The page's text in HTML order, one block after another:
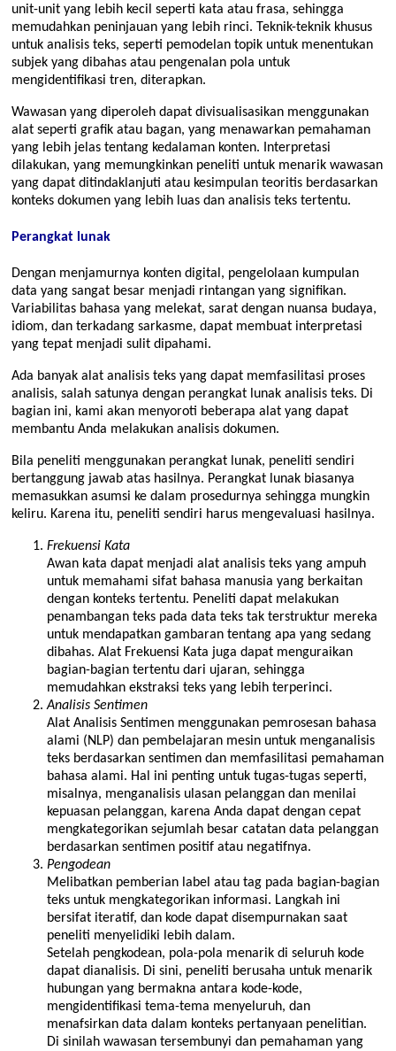
unit-unit yang lebih kecil seperti kata atau frasa, sehingga
memudahkan peninjauan yang lebih rinci. Teknik-teknik khusus
untuk analisis teks, seperti pemodelan topik untuk menentukan
subjek yang dibahas atau pengenalan pola untuk
mengidentifikasi tren, diterapkan.
Wawasan yang diperoleh dapat divisualisasikan menggunakan
alat seperti grafik atau bagan, yang menawarkan pemahaman
yang lebih jelas tentang kedalaman konten. Interpretasi
dilakukan, yang memungkinkan peneliti untuk menarik wawasan
yang dapat ditindaklanjuti atau kesimpulan teoritis berdasarkan
konteks dokumen yang lebih luas dan analisis teks tertentu.
Perangkat lunak
Dengan menjamurnya konten digital, pengelolaan kumpulan
data yang sangat besar menjadi rintangan yang signifikan.
Variabilitas bahasa yang melekat, sarat dengan nuansa budaya,
idiom, dan terkadang sarkasme, dapat membuat interpretasi
yang tepat menjadi sulit dipahami.
Ada banyak alat analisis teks yang dapat memfasilitasi proses
analisis, salah satunya dengan perangkat lunak analisis teks. Di
bagian ini, kami akan menyoroti beberapa alat yang dapat
membantu Anda melakukan analisis dokumen.
Bila peneliti menggunakan perangkat lunak, peneliti sendiri
bertanggung jawab atas hasilnya. Perangkat lunak biasanya
memasukkan asumsi ke dalam prosedurnya sehingga mungkin
keliru. Karena itu, peneliti sendiri harus mengevaluasi hasilnya.
Frekuensi Kata
Awan kata dapat menjadi alat analisis teks yang ampuh
untuk memahami sifat bahasa manusia yang berkaitan
dengan konteks tertentu. Peneliti dapat melakukan
penambangan teks pada data teks tak terstruktur mereka
untuk mendapatkan gambaran tentang apa yang sedang
dibahas. Alat Frekuensi Kata juga dapat menguraikan
bagian-bagian tertentu dari ujaran, sehingga
memudahkan ekstraksi teks yang lebih terperinci.
Analisis Sentimen
Alat Analisis Sentimen menggunakan pemrosesan bahasa
alami (NLP) dan pembelajaran mesin untuk menganalisis
teks berdasarkan sentimen dan memfasilitasi pemahaman
bahasa alami. Hal ini penting untuk tugas-tugas seperti,
misalnya, menganalisis ulasan pelanggan dan menilai
kepuasan pelanggan, karena Anda dapat dengan cepat
mengkategorikan sejumlah besar catatan data pelanggan
berdasarkan sentimen positif atau negatifnya.
Pengodean
Melibatkan pemberian label atau tag pada bagian-bagian
teks untuk mengkategorikan informasi. Langkah ini
bersifat iteratif, dan kode dapat disempurnakan saat
peneliti menyelidiki lebih dalam.
Setelah pengkodean, pola-pola menarik di seluruh kode
dapat dianalisis. Di sini, peneliti berusaha untuk menarik
hubungan yang bermakna antara kode-kode,
mengidentifikasi tema-tema menyeluruh, dan
menafsirkan data dalam konteks pertanyaan penelitian.
Di sinilah wawasan tersembunyi dan pemahaman yang